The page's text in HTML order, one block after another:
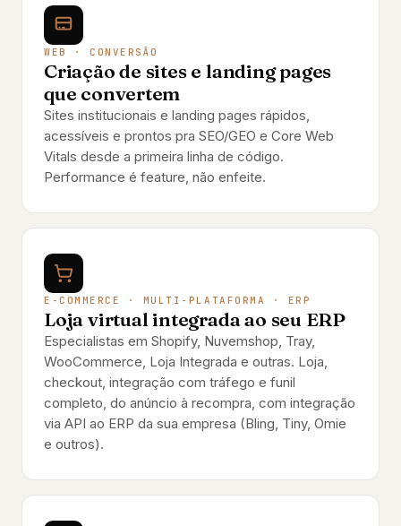
WEB · CONVERSÃO
Criação de sites e landing pages
que convertem
Sites institucionais e landing pages rápidos,
acessíveis e prontos pra SEO/GEO e Core Web
Vitals desde a primeira linha de código.
Performance é feature, não enfeite.
E-COMMERCE · MULTI-PLATAFORMA · ERP
Loja virtual integrada ao seu ERP
Especialistas em Shopify, Nuvemshop, Tray,
WooCommerce, Loja Integrada e outras. Loja,
checkout, integração com tráfego e funil
completo, do anúncio à recompra, com integração
via API ao ERP da sua empresa (Bling, Tiny, Omie
e outros).